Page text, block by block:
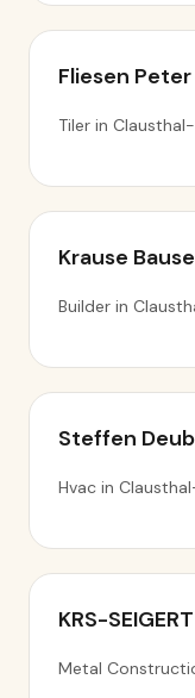
Fliesen Peter
Tiler in
Krause
Builder in
Steffen
Hvac in
KRS-
Metal